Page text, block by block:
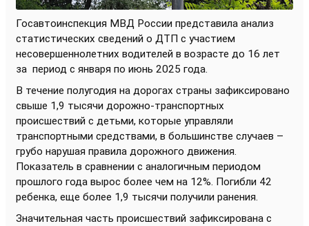
Госавтоинспекция МВД России представила анализ
статистических сведений о ДТП с участием
несовершеннолетних водителей в возрасте до 16 лет
за период с января по июнь 2025 года.
В течение полугодия на дорогах страны зафиксировано
свыше 1,9 тысячи дорожно-транспортных
происшествий с детьми, которые управляли
транспортными средствами, в большинстве случаев –
грубо нарушая правила дорожного движения.
Показатель в сравнении с аналогичным периодом
прошлого года вырос более чем на 12%. Погибли 42
ребенка, еще более 1,9 тысячи получили ранения.
Значительная часть происшествий зафиксирована с